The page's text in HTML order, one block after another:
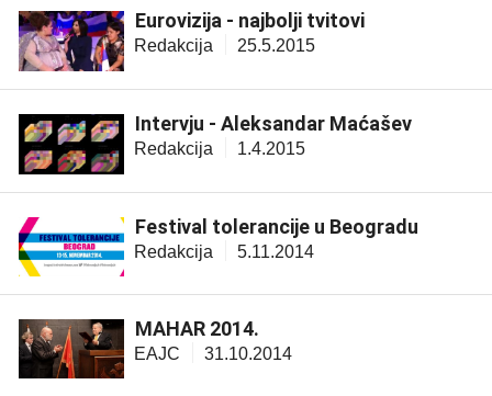
Eurovizija - najbolji tvitovi
Redakcija 25.5.2015
Intervju - Aleksandar Maćašev
Redakcija 1.4.2015
Festival tolerancije u Beogradu
Redakcija 5.11.2014
MAHAR 2014.
EAJC 31.10.2014